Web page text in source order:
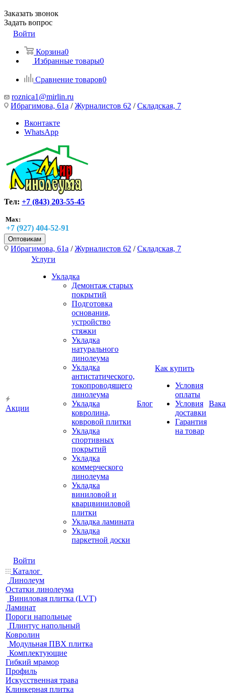
Заказать звонок
Задать вопрос
Войти
Корзина0
Избранные товары0
Сравнение товаров0
roznica1@mirlin.ru
Ибрагимова, 61а /Журналистов 62 /Складская, 7
Вконтакте
WhatsApp
Тел: +7 (843) 203-55-45
Max:
+7 (927) 404-52-91
Оптовикам
Ибрагимова, 61а /Журналистов 62 /Складская, 7
Акции
Услуги
Укладка
Демонтаж старых
покрытий
Подготовка
основания,
устройство
стяжки
Укладка
натурального
линолеума
Укладка
антистатического,
токопроводящего
линолеума
Укладка
ковролина,
ковровой плитки
Укладка
спортивных
покрытий
Укладка
коммерческого
линолеума
Укладка
виниловой и
кварцвиниловой
плитки
Укладка ламината
Укладка
паркетной доски
Блог
Как купить
Условия
оплаты
Условия
доставки
Гарантия
на товар
Войти
Каталог
Линолеум
Остатки линолеума
Виниловая плитка (LVT)
Ламинат
Пороги напольные
Плинтус напольный
Ковролин
Модульная ПВХ плитка
Комплектующие
Гибкий мрамор
Профиль
Искусственная трава
Клинкерная плитка